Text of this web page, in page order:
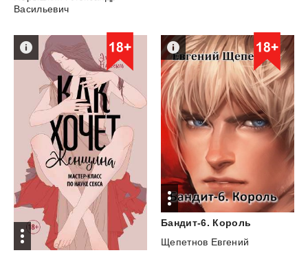
Васильевич
Бандит-6. Король
Щепетнов Евгений